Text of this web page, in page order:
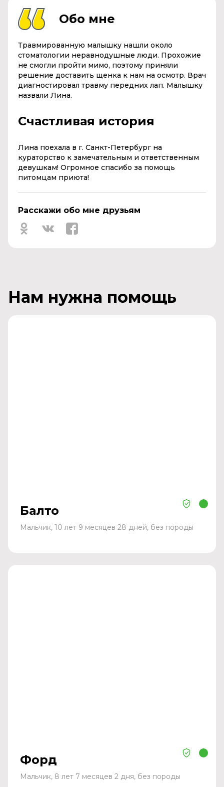
Обо мне
Травмированную малышку нашли около
стоматологии неравнодушные люди. Прохожие
не смогли пройти мимо, поэтому приняли
решение доставить щенка к нам на осмотр. Врач
диагностировал травму передних лап. Малышку
назвали Лина.
Счастливая история
Лина поехала в г. Санкт-Петербург на
кураторство к замечательным и ответственным
девушкам! Огромное спасибо за помощь
питомцам приюта!
Расскажи обо мне друзьям
Нам нужна помощь
Балто
Мальчик, 10 лет 9 месяцев 28 дней, без породы
Форд
Мальчик, 8 лет 7 месяцев 2 дня, без породы